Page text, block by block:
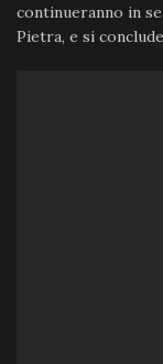
continueranno in
Pietra, e si